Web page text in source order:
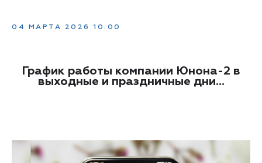
04 МАРТА 2026 10:00
График работы компании Юнона-2 в
выходные и праздничные дни...